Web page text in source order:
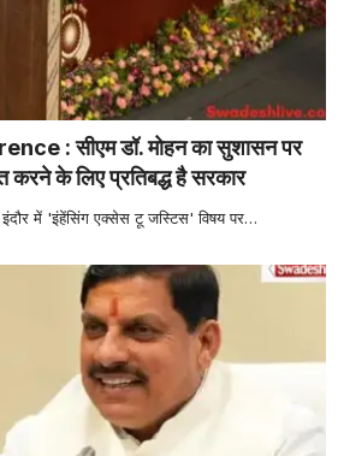
: सीएम डॉ. मोहन का सुशासन पर
करने के लिए प्रतिबद्ध है सरकार
में 'इंहेंसिंग एक्सेस टू जस्टिस' विषय पर…